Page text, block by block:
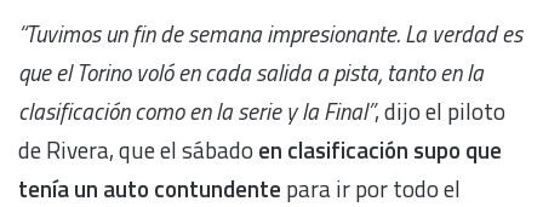
“Tuvimos un fin de semana impresionante. La verdad es
que el Torino voló en cada salida a pista, tanto en la
clasificación como en la serie y la Final”, dijo el piloto
de Rivera, que el sábado en clasificación supo que
tenía un auto contundente para ir por todo el